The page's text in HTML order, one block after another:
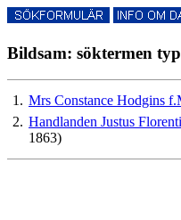
Bildsam: söktermen
1. Mrs Constance Hodgins
2. Handlanden Justus
1863)